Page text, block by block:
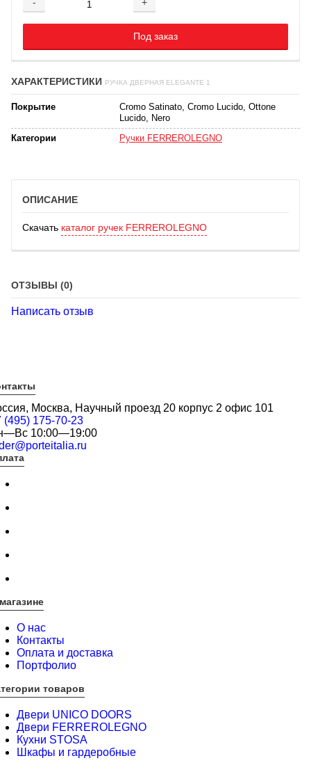
Добавляется...
Под заказ
Добавлен
ХАРАКТЕРИСТИКИ РУЧКА ДВЕРНАЯ ELEGANTE 1
Покрытие
Cromo Satinato, Cromo Lucido, Ottone
Lucido, Nero
Категории
Ручки FERREROLEGNO
ОПИСАНИЕ
Скачать каталог ручек FERREROLEGNO
ОТЗЫВЫ (0)
Написать отзыв
Москва, Научный проезд 20 корпус 2 офис 101
(495) 175-70-23
10:00—19:00
О нас
Контакты
Оплата и доставка
Портфолио
товаров
Двери UNICO DOORS
Двери FERREROLEGNO
Кухни STOSA
Шкафы и гардеробные